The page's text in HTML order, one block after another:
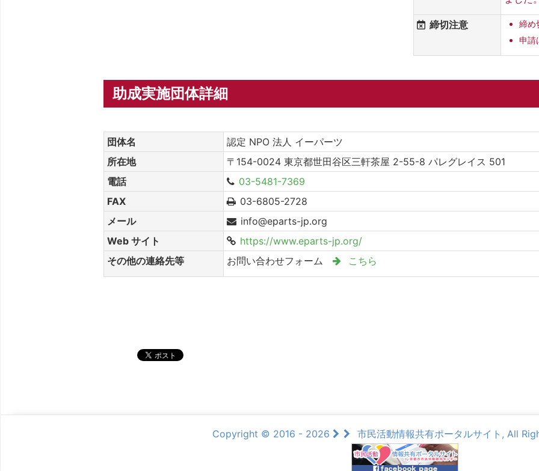
締切注意
締め
申請
助成実施団体詳細
団体名
認定 NPO 法人 イーパーツ
所在地
〒154-0024 東京都世田谷区三軒茶屋 2-55-8 パレグレイス 501
電話
03-5481-7369
FAX
03-6805-2728
メール
info@eparts-jp.org
Web サイト
https://www.eparts-jp.org/
その他の連絡先等
お問い合わせフォーム こちら
Copyright © 2016 - 2026 市民活動情報共有ポータルサイト, All